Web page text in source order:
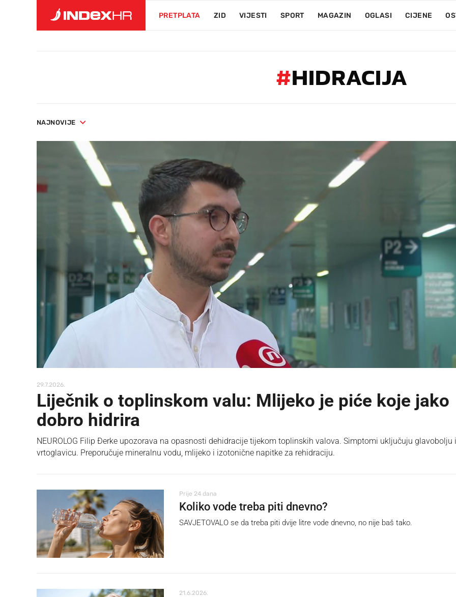
PRETPLATA ZID VIJESTI SPORT MAGAZIN OGLASI CIJENE
#HIDRACIJA
NAJNOVIJE
29.7.2026.
Liječnik o toplinskom valu: Mlijeko je piće koje jako
dobro hidrira
NEUROLOG Filip Đerke upozorava na opasnosti dehidracije tijekom toplinskih valova. Simptomi uključuju glavobolju i
vrtoglavicu. Preporučuje mineralnu vodu, mlijeko i izotonične napitke za rehidraciju.
Prije 24 dana
Koliko vode treba piti dnevno?
SAVJETOVALO se da treba piti dvije litre vode dnevno, no nije baš tako.
21.6.2026.